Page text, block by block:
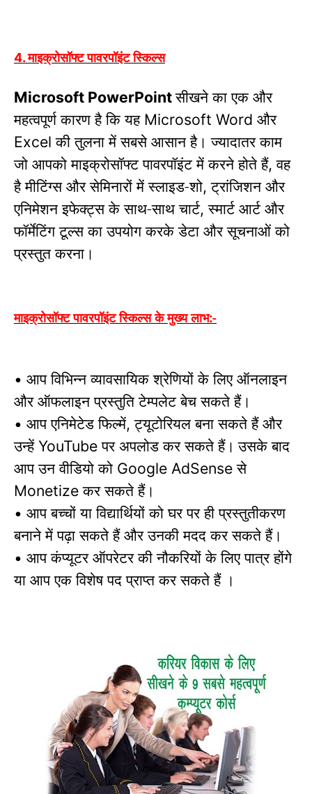
4.माइक्रोसॉफ्ट पावरपॉइंट स्किल्स
Microsoft PowerPointसीखने का एक और
महत्वपूर्ण कारण है कि यह Microsoft Word और
Excelकी तुलना में सबसे आसान है। ज्यादातर काम
जो आपको माइक्रोसॉफ्ट पावरपॉइंट में करने होते हैं,वह
है मीटिंग्स और सेमिनारों में स्लाइड-शो,ट्रांजिशन और
एनिमेशन इफेक्ट्स के साथ-साथ चार्ट,स्मार्ट आर्ट और
फॉर्मेटिंग टूल्स का उपयोग करके डेटा और सूचनाओं को
प्रस्तुत करना।
माइक्रोसॉफ्ट पावरपॉइंट स्किल्स के मुख्य लाभ:-
• आप विभिन्न व्यावसायिक श्रेणियों के लिए ऑनलाइन
और ऑफलाइन प्रस्तुति टेम्पलेट बेच सकते हैं।
• आप एनिमेटेड फिल्में,ट्यूटोरियल बना सकते हैं और
उन्हेंYouTubeपर अपलोड कर सकते हैं। उसके बाद
आप उन वीडियो को Google AdSenseसे
Monetizeकर सकते हैं।
• आप बच्चों या विद्यार्थियों को घर पर ही प्रस्तुतीकरण
बनाने में पढ़ा सकते हैं और उनकी मदद कर सकते हैं।
• आप कंप्यूटर ऑपरेटर की नौकरियों के लिए पात्र होंगे
या आप एक विशेष पद प्राप्त कर सकते हैं ।